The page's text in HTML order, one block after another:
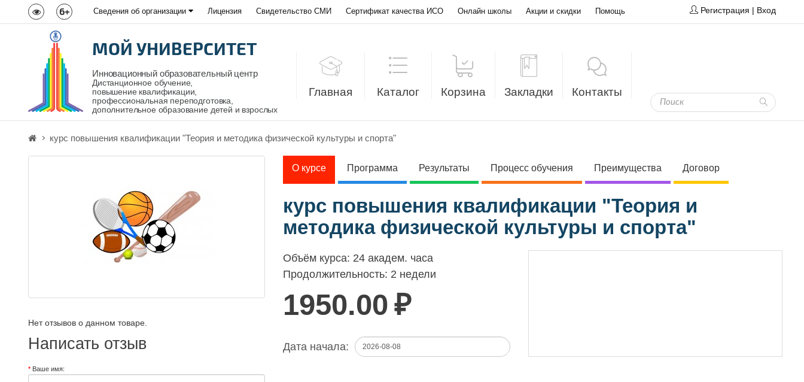
6+ Сведения об организации Лицензия Свидетельство СМИ Сертификат качества ИСО Онлайн школы Акции и скидки Помощь Регистрация | Вход
МОЙ УНИВЕРСИТЕТ
Инновационный образовательный центр
Дистанционное обучение,
повышение квалификации,
профессиональная переподготовка,
дополнительное образование детей и взрослых
Главная Каталог Корзина Закладки Контакты
курс повышения квалификации "Теория и методика физической культуры и спорта"
Нет отзывов о данном товаре.
Написать отзыв
Ваше имя:
О курсе Программа Результаты Процесс обучения Преимущества Договор
курс повышения квалификации "Теория и
методика физической культуры и спорта"
Объём курса: 24 академ. часа
Продолжительность: 2 недели
1950.00 ₽
Дата начала: